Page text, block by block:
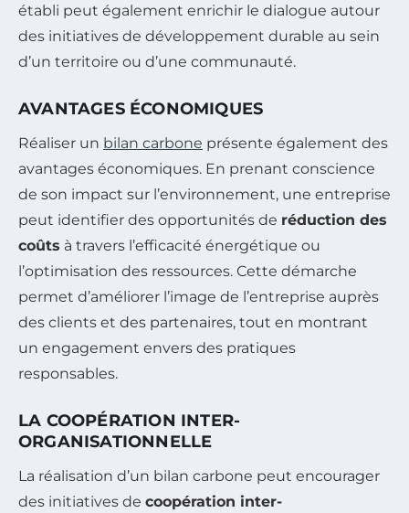
établi peut également enrichir le dialogue autour
des initiatives de développement durable au sein
d’un territoire ou d’une communauté.
AVANTAGES ÉCONOMIQUES
Réaliser un bilan carbone présente également des
avantages économiques. En prenant conscience
de son impact sur l’environnement, une entreprise
peut identifier des opportunités de réduction des
coûts à travers l’efficacité énergétique ou
l’optimisation des ressources. Cette démarche
permet d’améliorer l’image de l’entreprise auprès
des clients et des partenaires, tout en montrant
un engagement envers des pratiques
responsables.
LA COOPÉRATION INTER-
ORGANISATIONNELLE
La réalisation d’un bilan carbone peut encourager
des initiatives de coopération inter-